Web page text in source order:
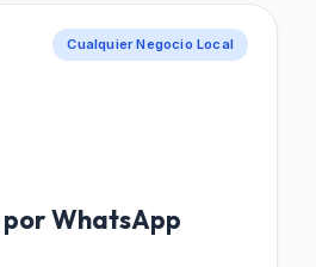
Cualquier Negocio Local
por WhatsApp